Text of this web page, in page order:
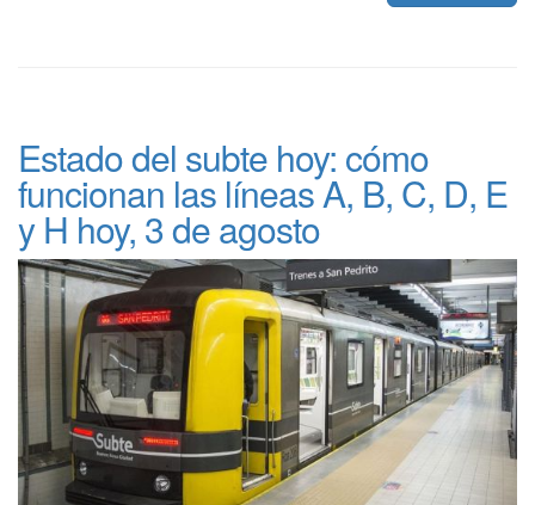
Estado del subte hoy: cómo
funcionan las líneas A, B, C, D, E
y H hoy, 3 de agosto